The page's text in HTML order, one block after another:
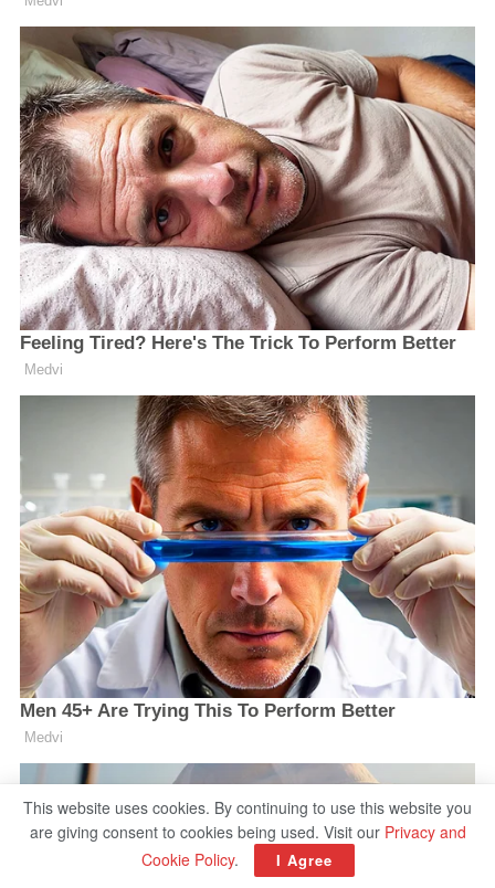
This website uses cookies. By continuing to use this website you
are giving consent to cookies being used. Visit our Privacy and
Cookie Policy. I Agree